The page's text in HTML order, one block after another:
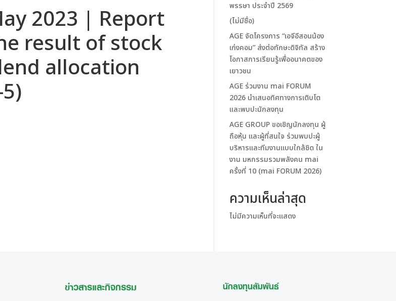
2023 | Report
result of stock
allocation
พรรษา ประจำปี 2569
(ไม่มีชื่อ)
AGE จัดโครงการ “เอจีอีสอนน้อง
เก่งคอม” ส่งต่อทักษะดิจิทัล สร้าง
โอกาสการเรียนรู้เพื่ออนาคตของ
เยาวชน
AGE ร่วมงาน mai FORUM
2026 นำเสนอทิศทางการเติบโต
และพบปะนักลงทุน
AGE GROUP ขอเชิญนักลงทุน ผู้
ถือหุ้น และผู้ที่สนใจ ร่วมพบปะผู้
บริหารและทีมงานแบบใกล้ชิด ใน
งาน มหกรรมรวมพลังคน mai
ครั้งที่ 10 (mai FORUM 2026)
ความเห็นล่าสุด
ไม่มีความเห็นที่จะแสดง
ข่าวสารและกิจกรรม นักลงทุนสัมพันธ์